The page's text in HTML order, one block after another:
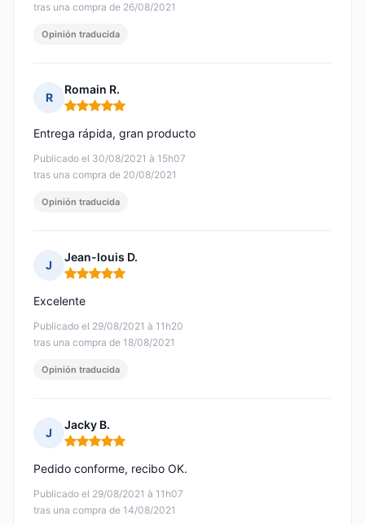
tras una compra de 26/08/2021
Opinión traducida
R
Romain R.
Nota: 5 de 5
Publicado el 30/08/2021 à 15h07
tras una compra de 20/08/2021
Entrega rápida, gran producto
Opinión traducida
J
Jean-louis D.
Nota: 5 de 5
Publicado el 29/08/2021 à 11h20
tras una compra de 18/08/2021
Excelente
Opinión traducida
J
Jacky B.
Nota: 5 de 5
Publicado el 29/08/2021 à 11h07
tras una compra de 14/08/2021
Pedido conforme, recibo OK.